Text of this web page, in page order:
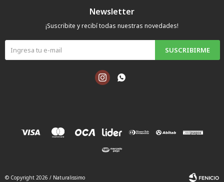
Newsletter
¡Suscribite y recibí todas nuestras novedades!
SUSCRIBIRME
 
© Copyright 2026 / Naturalissimo